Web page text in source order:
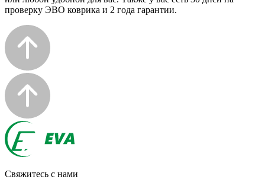
проверку ЭВО коврика и 2 года гарантии.
Свяжитесь с нами